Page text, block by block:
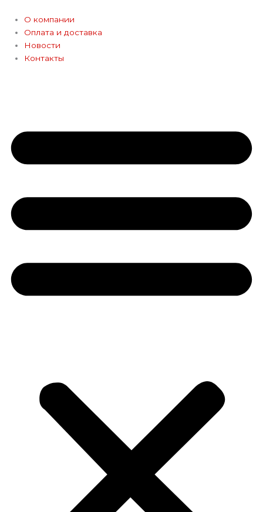
содержимому
О компании
Оплата и доставка
Новости
Контакты